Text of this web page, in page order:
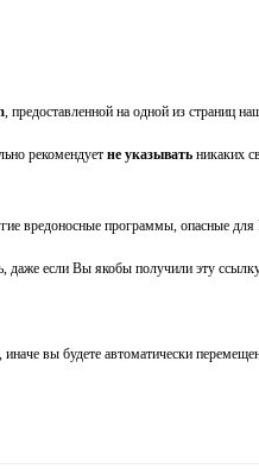
, предоставленной на одной из страниц
рекомендует не указывать никаких
вредоносные программы, опасные
даже если Вы якобы получили эту
, иначе вы будете автоматически